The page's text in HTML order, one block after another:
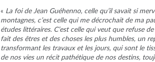
« La foi de Jean Guéhenno, celle qu’il savait si
montagnes, c’est celle qui me décrochait de ma
études littéraires. C’est celle qui veut que refuse
fait des êtres et des choses les plus humbles, un
transformant les travaux et les jours, qui sont le
de nos vies un récit pathétique de nos destins,